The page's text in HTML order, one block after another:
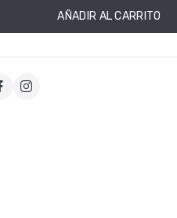
AÑADIR AL CARRITO